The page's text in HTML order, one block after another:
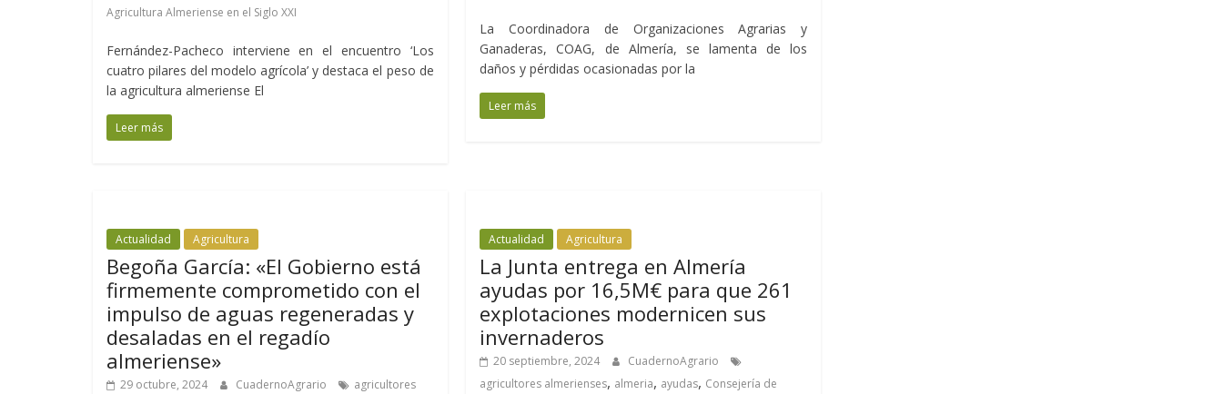
Agricultura Almeriense en el Siglo XXI
Fernández-Pacheco interviene en el encuentro ‘Los
cuatro pilares del modelo agrícola’ y destaca el peso de
la agricultura almeriense El
Leer más
La Coordinadora de Organizaciones Agrarias y
Ganaderas, COAG, de Almería, se lamenta de los
daños y pérdidas ocasionadas por la
Leer más
Actualidad Agricultura
Begoña García: «El Gobierno está
firmemente comprometido con el
impulso de aguas regeneradas y
desaladas en el regadío
almeriense»
29 octubre, 2024 CuadernoAgrario
agricultores
Actualidad Agricultura
La Junta entrega en Almería
ayudas por 16,5M€ para que 261
explotaciones modernicen sus
invernaderos
20 septiembre, 2024
CuadernoAgrario
agricultores almerienses, almeria, ayudas, Consejería de